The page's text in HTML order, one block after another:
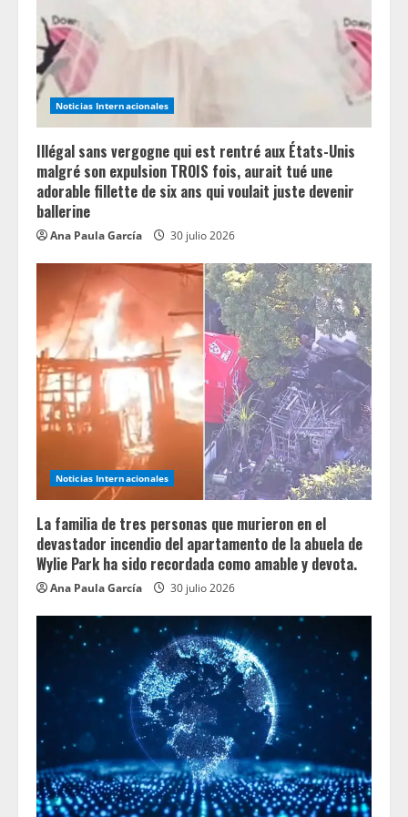
Noticias Internacionales
Illégal sans vergogne qui est rentré aux États-Unis
malgré son expulsion TROIS fois, aurait tué une
adorable fillette de six ans qui voulait juste devenir
ballerine
Ana Paula García 30 julio 2026
Noticias Internacionales
La familia de tres personas que murieron en el
devastador incendio del apartamento de la abuela de
Wylie Park ha sido recordada como amable y devota.
Ana Paula García 30 julio 2026